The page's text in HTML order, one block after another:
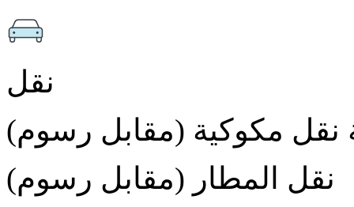
نقل
نقل مكوكية (مقابل رسوم)
نقل المطار (مقابل رسوم)